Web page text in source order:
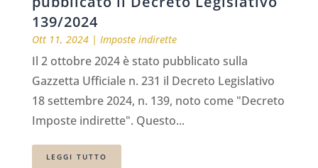
139/2024
Ott 11, 2024| Imposte indirette
Il 2 ottobre 2024 è stato pubblicato sulla
Gazzetta Ufficiale n. 231 il Decreto Legislativo
18 settembre 2024, n. 139, noto come "Decreto
Imposte indirette". Questo...
LEGGI TUTTO